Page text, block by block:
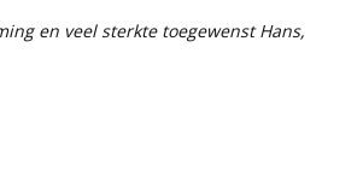
en veel sterkte toegewenst Hans,